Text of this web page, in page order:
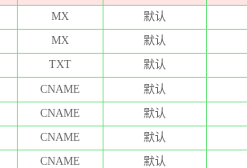
MX 默认
MX 默认
TXT 默认
CNAME 默认
CNAME 默认
CNAME 默认
CNAME 默认